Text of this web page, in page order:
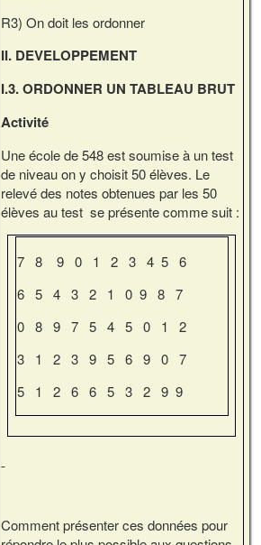
R3) On doit les ordonner
II. DEVELOPPEMENT
I.3. ORDONNER UN TABLEAU BRUT
Activité
Une école de 548 est soumise à un test
de niveau on y choisit 50 élèves. Le
relevé des notes obtenues par les 50
élèves au test se présente comme suit :
7 8 9 0 1 2 3 4 5 6
6 5 4 3 2 1 0 9 8 7
0 8 9 7 5 4 5 0 1 2
3 1 2 3 9 5 6 9 0 7
5 1 2 6 6 5 3 2 9 9
Comment présenter ces données pour